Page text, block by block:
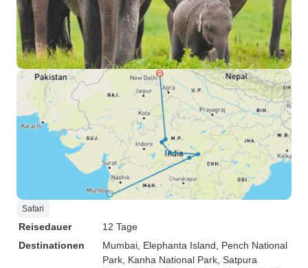
Safari
Reisedauer
12 Tage
Destinationen
Mumbai , Elephanta Island , Pench National
Park , Kanha National Park , Satpura